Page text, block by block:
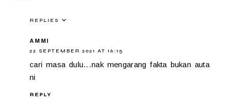
REPLIES
AMMI
22 SEPTEMBER 2021 AT 16:15
cari masa dulu...nak mengarang fakta bukan auta
ni
REPLY